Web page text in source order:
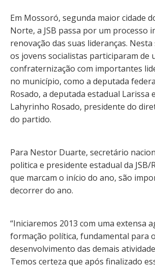
Em Mossoró, segunda maior cidade
Norte, a JSB passa por um processo
renovação das suas lideranças.
os jovens socialistas participaram de
confraternização com importantes
no município, como a deputada
Rosado, a deputada estadual Larissa
Lahyrinho Rosado, presidente do
do partido.
Para Nestor Duarte, secretário
politica e presidente estadual da JSB/
que marcam o início do ano, são
decorrer do ano.
“Iniciaremos 2013 com uma extensa
formação política, fundamental para o
desenvolvimento das demais
Temos certeza que após finalizado